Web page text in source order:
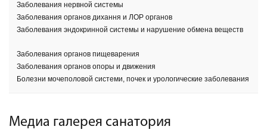
Заболевания нервной системы
Заболевания органов дихання и ЛОР органов
Заболевания эндокринной системы и нарушение обмена веществ
Заболевания органов пищеварения
Заболевания органов опоры и движения
Болезни мочеполовой системи, почек и урологические заболевания
Медиа галерея санатория